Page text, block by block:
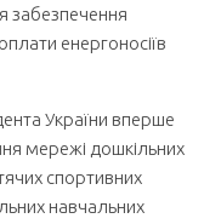
забезпечення
енергоносіїв
України вперше
мережі дошкільних
спортивних
навчальних